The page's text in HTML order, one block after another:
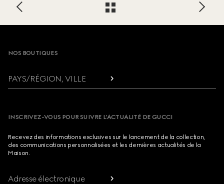
Footer
NOS BOUTIQUES
PAYS/RÉGION, VILLE
INSCRIVEZ-VOUS POUR SUIVRE L’ACTUALITÉ DE GUCCI
Recevez des informations exclusives sur le lancement de la collection,
des communications personnalisées et les dernières actualités de la
Maison.
Adresse électronique